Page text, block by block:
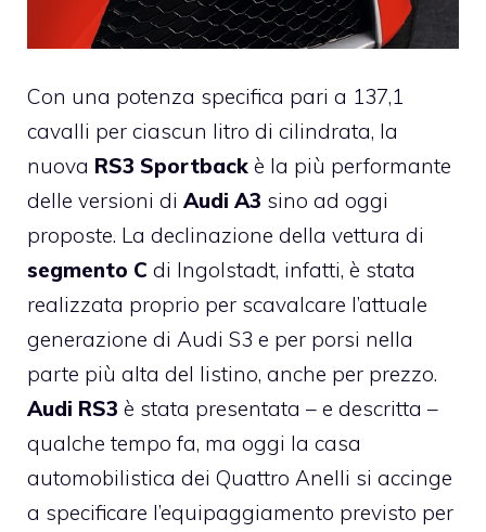
Con una potenza specifica pari a 137,1
cavalli per ciascun litro di cilindrata, la
nuova RS3 Sportback è la più performante
delle versioni di Audi A3 sino ad oggi
proposte. La declinazione della vettura di
segmento C di Ingolstadt, infatti, è stata
realizzata proprio per scavalcare l’attuale
generazione di Audi S3 e per porsi nella
parte più alta del listino, anche per prezzo.
Audi RS3 è stata presentata – e descritta –
qualche tempo fa, ma oggi la casa
automobilistica dei Quattro Anelli si accinge
a specificare l’equipaggiamento previsto per